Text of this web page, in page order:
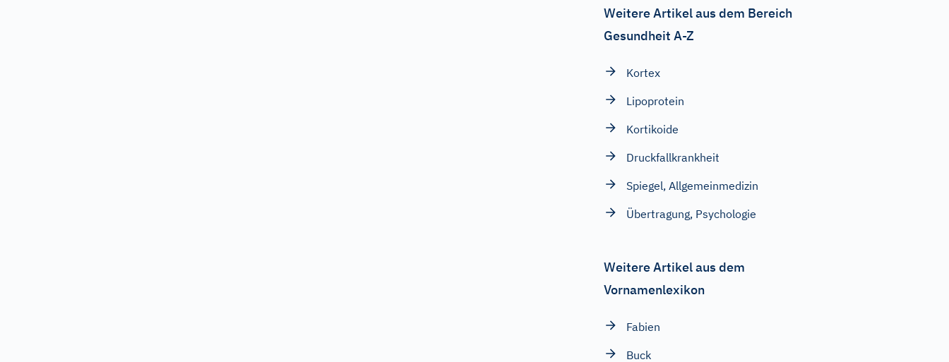
Weitere Artikel aus dem Bereich
Gesundheit A-Z
Kortex
Lipoprotein
Kortikoide
Druckfallkrankheit
Spiegel, Allgemeinmedizin
Übertragung, Psychologie
Weitere Artikel aus dem
Vornamenlexikon
Fabien
Buck